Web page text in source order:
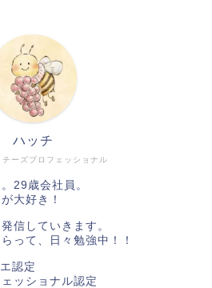
ーズプロフェッショナル
ハッチ
29歳会社員。
大好き！
信していきます。
って、日々勉強中！！
認定
ッショナル認定